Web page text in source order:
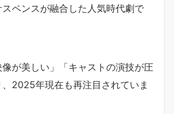
ペンスが融合した人気時代劇で
が美しい」「キャストの演技が圧
2025年現在も再注目されていま